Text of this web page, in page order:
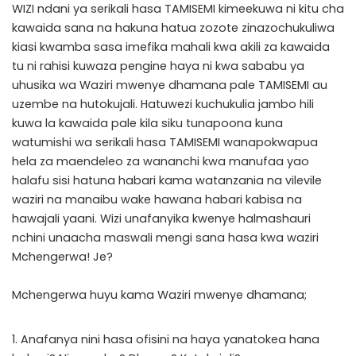
WIZI ndani ya serikali hasa TAMISEMI kimeekuwa ni kitu cha
kawaida sana na hakuna hatua zozote zinazochukuliwa
kiasi kwamba sasa imefika mahali kwa akili za kawaida
tu ni rahisi kuwaza pengine haya ni kwa sababu ya
uhusika wa Waziri mwenye dhamana pale TAMISEMI au
uzembe na hutokujali. Hatuwezi kuchukulia jambo hili
kuwa la kawaida pale kila siku tunapoona kuna
watumishi wa serikali hasa TAMISEMI wanapokwapua
hela za maendeleo za wananchi kwa manufaa yao
halafu sisi hatuna habari kama watanzania na vilevile
waziri na manaibu wake hawana habari kabisa na
hawajali yaani. Wizi unafanyika kwenye halmashauri
nchini unaacha maswali mengi sana hasa kwa waziri
Mchengerwa! Je?
Mchengerwa huyu kama Waziri mwenye dhamana;
1. Anafanya nini hasa ofisini na haya yanatokea hana